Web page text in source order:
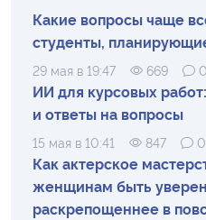
Какие вопросы чаще
студенты,
29 мая в 19:47 669 0
ИИ для курсовых
и ответы на вопросы
15 мая в 10:41 847 0
Как актерское
женщинам быть
раскрепощеннее в